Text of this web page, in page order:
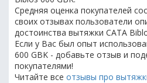
Средняя оценка покупателей
своих отзывах пользователи
достоинства вытяжки CATA
Если у Вас был опыт
600 GBK - добавьте отзыв и
покупателями!
Читайте все отзывы про